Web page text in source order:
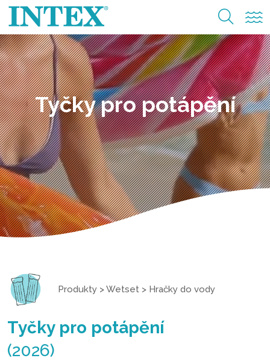
Tyčky pro potápění
Produkty >Wetset > Hračky do vody
Tyčky pro potápění
(2026)